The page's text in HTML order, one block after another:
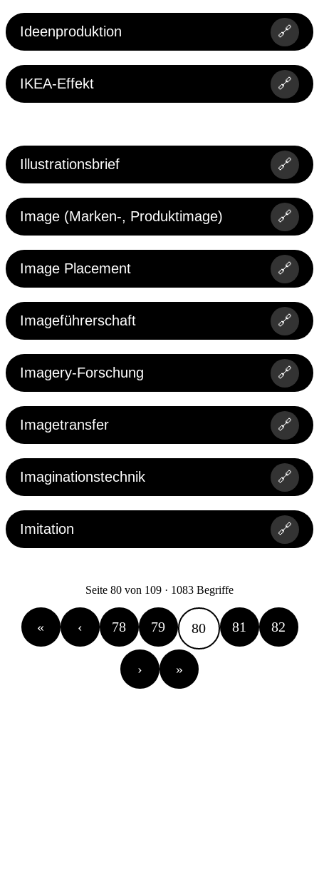
Ideenproduktion 🔗
IKEA-Effekt 🔗
Illustrationsbrief 🔗
Image (Marken-, Produktimage) 🔗
Image Placement 🔗
Imageführerschaft 🔗
Imagery-Forschung 🔗
Imagetransfer 🔗
Imaginationstechnik 🔗
Imitation 🔗
Seite 80 von 109 · 1083 Begriffe
« ‹ 78 79 80 81 82
› »